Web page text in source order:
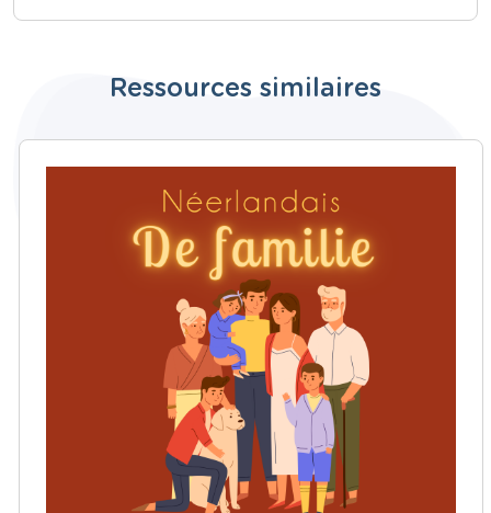
Ressources similaires